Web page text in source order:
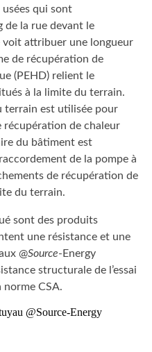
usées qui sont
de la rue devant le
voit attribuer une longueur
de récupération de
(PEHD) relient le
à la limite du terrain.
terrain est utilisée pour
récupération de chaleur
du bâtiment est
de la pompe à
de récupération de
du terrain.
sont des produits
une résistance et une
@Source-Energy
structurale de l’essai
CSA.